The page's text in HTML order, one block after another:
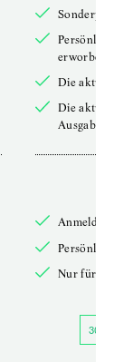
Persönliches
erworbenen
Die aktuelle
Die aktuelle
Ausgabe
Anmelden
Persönliche
Nur für
30 TAGE